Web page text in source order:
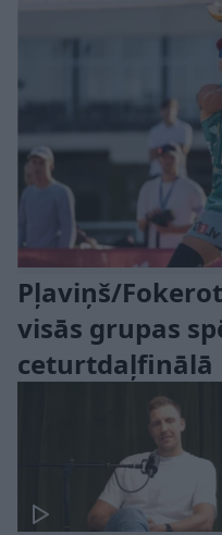
Pļaviņš/
visās grupas
ceturtdaļfinālā